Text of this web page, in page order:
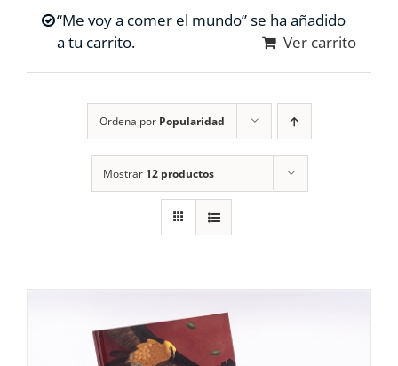
“Me voy a comer el mundo” se ha añadido
a tu carrito.
Ver carrito
Ordena por Popularidad
Mostrar 12 productos